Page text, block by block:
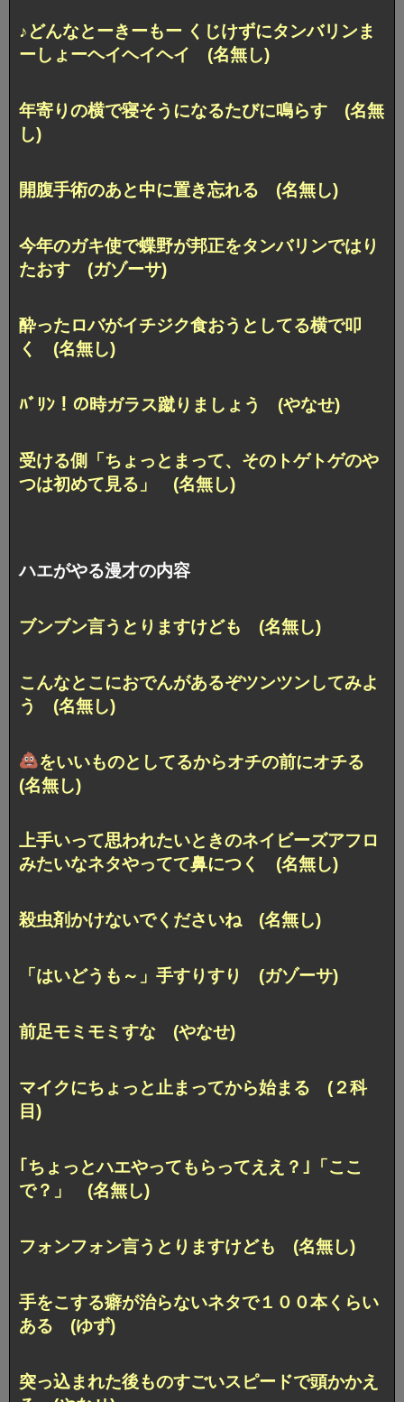
♪どんなとーきーもー くじけずにタンバリンま
ーしょーヘイヘイヘイ (名無し)
年寄りの横で寝そうになるたびに鳴らす (名無
し)
開腹手術のあと中に置き忘れる (名無し)
今年のガキ使で蝶野が邦正をタンバリンではり
たおす (ガゾーサ)
酔ったロバがイチジク食おうとしてる横で叩
く (名無し)
ﾊﾞﾘﾝ！の時ガラス蹴りましょう (やなせ)
受ける側「ちょっとまって、そのトゲトゲのや
つは初めて見る」 (名無し)
ハエがやる漫才の内容
ブンブン言うとりますけども (名無し)
こんなとこにおでんがあるぞツンツンしてみよ
う (名無し)
をいいものとしてるからオチの前にオチる
(名無し)
上手いって思われたいときのネイビーズアフロ
みたいなネタやってて鼻につく (名無し)
殺虫剤かけないでくださいね (名無し)
「はいどうも～」手すりすり (ガゾーサ)
前足モミモミすな (やなせ)
マイクにちょっと止まってから始まる (２科
目)
｢ちょっとハエやってもらってええ？｣「ここ
で？」 (名無し)
フォンフォン言うとりますけども (名無し)
手をこする癖が治らないネタで１００本くらい
ある (ゆず)
突っ込まれた後ものすごいスピードで頭かかえ